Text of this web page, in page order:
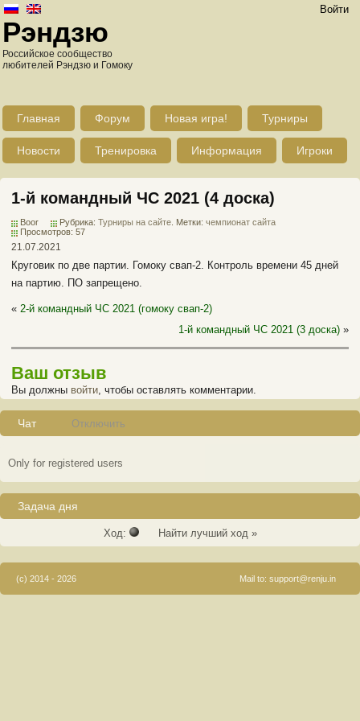
Войти
Рэндзю
Российское сообщество
любителей Рэндзю и Гомоку
Главная Форум Новая игра! Турниры
Новости Тренировка Информация Игроки
1-й командный ЧС 2021 (4 доска)
Boor Рубрика: Турниры на сайте . Метки: чемпионат сайта
Просмотров: 57
21.07.2021
Круговик по две партии. Гомоку свап-2. Контроль времени 45 дней
на партию. ПО запрещено.
« 2-й командный ЧС 2021 (гомоку свап-2)
1-й командный ЧС 2021 (3 доска) »
Ваш отзыв
Вы должны войти, чтобы оставлять комментарии.
Чат Отключить
Only for registered users
Задача дня
Ход: Найти лучший ход »
(c) 2014 - 2026 Mail to: support@renju.in